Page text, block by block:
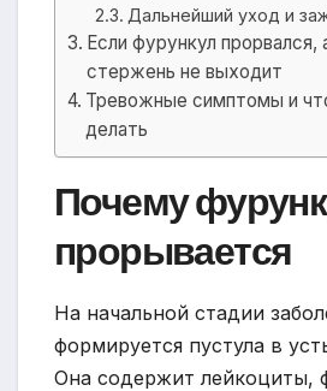
Дальнейший уход и
Если фурункул прорвался,
стержень не выходит
Тревожные симптомы и
делать
Почему
прорывается
На начальной стадии
формируется пустула в
Она содержит лейкоциты,